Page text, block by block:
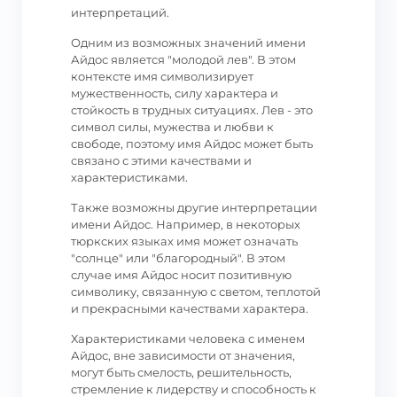
интерпретаций.
Одним из возможных значений имени
Айдос является "молодой лев". В этом
контексте имя символизирует
мужественность, силу характера и
стойкость в трудных ситуациях. Лев - это
символ силы, мужества и любви к
свободе, поэтому имя Айдос может быть
связано с этими качествами и
характеристиками.
Также возможны другие интерпретации
имени Айдос. Например, в некоторых
тюркских языках имя может означать
"солнце" или "благородный". В этом
случае имя Айдос носит позитивную
символику, связанную с светом, теплотой
и прекрасными качествами характера.
Характеристиками человека с именем
Айдос, вне зависимости от значения,
могут быть смелость, решительность,
стремление к лидерству и способность к